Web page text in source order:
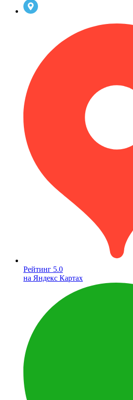
Рейтинг 5.0
на Яндекс Картах